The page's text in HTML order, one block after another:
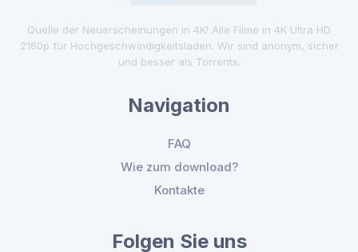
Quelle der Neuerscheinungen in 4K! Alle Filme in 4K Ultra HD
2160p für Hochgeschwindigkeitsladen. Wir sind anonym, sicher
und besser als Torrents.
Navigation
FAQ
Wie zum download?
Kontakte
Folgen Sie uns